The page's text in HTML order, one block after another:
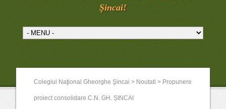
Şincai!
Colegiul Naţional Gheorghe Şincai > Noutati > Propunere
proiect consolidare C.N. GH. ȘINCAI